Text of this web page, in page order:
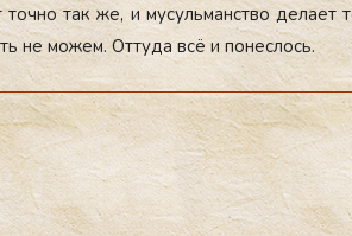
так же, и му­суль­манс­тво де­ла­ет
не мо­жем. От­ту­да всё и по­нес­лось.